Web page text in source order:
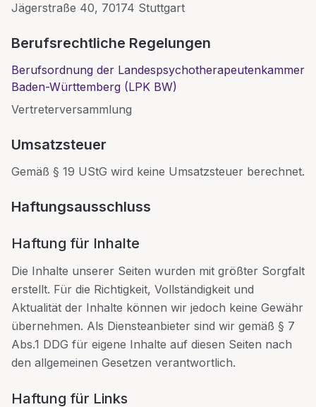
Jägerstraße 40, 70174 Stuttgart
Berufsrechtliche Regelungen
Berufsordnung der Landespsychotherapeutenkammer
Baden-Württemberg (LPK BW)
Vertreterversammlung
Umsatzsteuer
Gemäß § 19 UStG wird keine Umsatzsteuer berechnet.
Haftungsausschluss
Haftung für Inhalte
Die Inhalte unserer Seiten wurden mit größter Sorgfalt
erstellt. Für die Richtigkeit, Vollständigkeit und
Aktualität der Inhalte können wir jedoch keine Gewähr
übernehmen. Als Diensteanbieter sind wir gemäß § 7
Abs.1 DDG für eigene Inhalte auf diesen Seiten nach
den allgemeinen Gesetzen verantwortlich.
Haftung für Links